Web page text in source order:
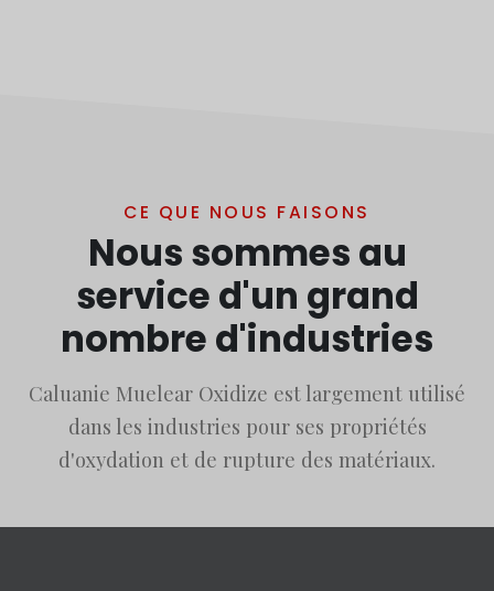
CE QUE NOUS FAISONS
Nous sommes au
service d'un grand
nombre d'industries
Caluanie Muelear Oxidize est largement utilisé
dans les industries pour ses propriétés
d'oxydation et de rupture des matériaux.